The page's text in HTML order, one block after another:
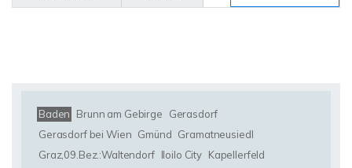
Baden Brunn am Gebirge
Gerasdorf
Gerasdorf bei Wien Gmünd Gramatneusiedl
Graz,09.Bez.:Waltendorf Iloilo City Kapellerfeld